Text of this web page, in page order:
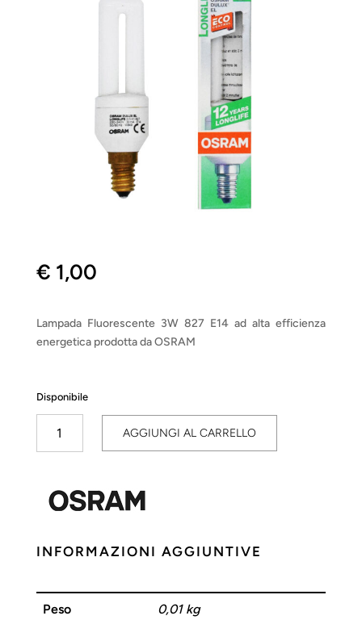
€ 1,00
Lampada Fluorescente 3W 827 E14 ad alta efficienza
energetica prodotta da OSRAM
Disponibile
Fluorescente
E14
OSRAM
AGGIUNGI AL CARRELLO
INFORMAZIONI AGGIUNTIVE
Peso 0,01 kg